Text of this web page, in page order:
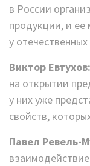
в России
продукции, и
у
Виктор Евтухов:
на открытии
у них уже
свойств,
Павел Ревель-